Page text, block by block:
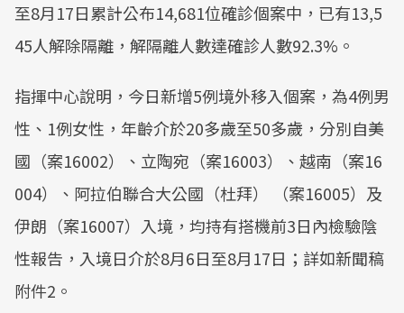
至8月17日累計公布14,681位確診個案中，已有13,5
45人解除隔離，解隔離人數達確診人數92.3%。
指揮中心說明，今日新增5例境外移入個案，為4例男
性、1例女性，年齡介於20多歲至50多歲，分別自美
國（案16002）、立陶宛（案16003）、越南（案16
004）、阿拉伯聯合大公國（杜拜） （案16005）及
伊朗（案16007）入境，均持有搭機前3日內檢驗陰
性報告，入境日介於8月6日至8月17日；詳如新聞稿
附件2。